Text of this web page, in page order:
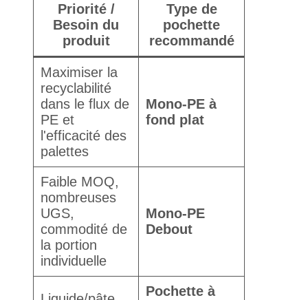
Priorité /
Besoin du
produit
Type de
pochette
recommandé
Maximiser la
recyclabilité
dans le flux de
PE et
l'efficacité des
palettes
Mono-PE à
fond plat
Faible MOQ,
nombreuses
UGS,
commodité de
la portion
individuelle
Mono-PE
Debout
Pochette à